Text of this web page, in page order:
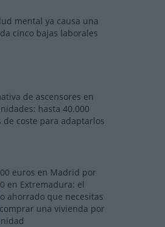
mental ya causa una
cinco bajas laborales
de ascensores en
hasta 40.000
de coste para adaptarlos
euros en Madrid por
en Extremadura: el
ahorrado que necesitas
comprar una vivienda por